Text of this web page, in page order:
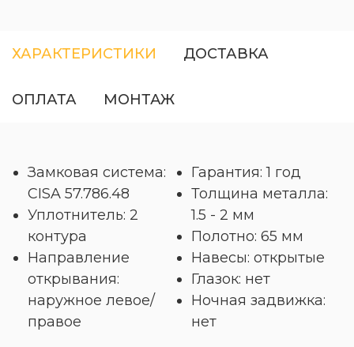
ХАРАКТЕРИСТИКИ ДОСТАВКА
ОПЛАТА МОНТАЖ
Замковая система:
CISA 57.786.48
Уплотнитель: 2
контура
Направление
открывания:
наружное левое/
правое
Гарантия: 1 год
Толщина металла:
1.5 - 2 мм
Полотно: 65 мм
Навесы: открытые
Глазок: нет
Ночная задвижка:
нет